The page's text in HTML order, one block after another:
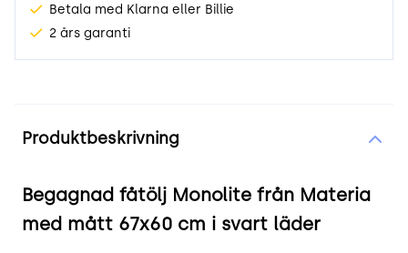
Betala med Klarna eller Billie
2 års garanti
Produktbeskrivning
Begagnad fåtölj Monolite från Materia
med mått 67x60 cm i svart läder